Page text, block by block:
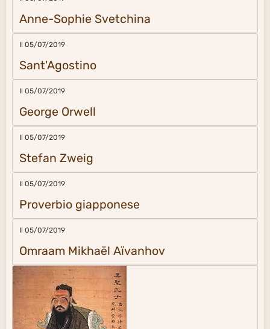
Anne-Sophie Svetchina
Il 05/07/2019
Sant'Agostino
Il 05/07/2019
George Orwell
Il 05/07/2019
Stefan Zweig
Il 05/07/2019
Proverbio giapponese
Il 05/07/2019
Omraam Mikhaël Aïvanhov